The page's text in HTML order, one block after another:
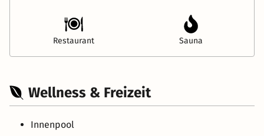
Restaurant Sauna
Wellness & Freizeit
Innenpool